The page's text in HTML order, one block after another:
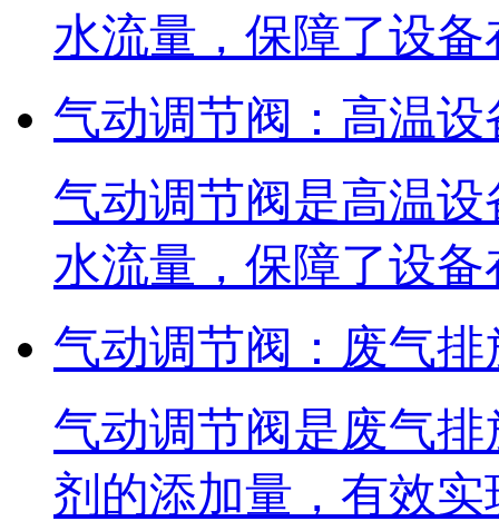
水流量，保障了设
气动调节阀：高温
气动调节阀是高温
水流量，保障了设
气动调节阀：废气排
气动调节阀是废气
剂的添加量，有效